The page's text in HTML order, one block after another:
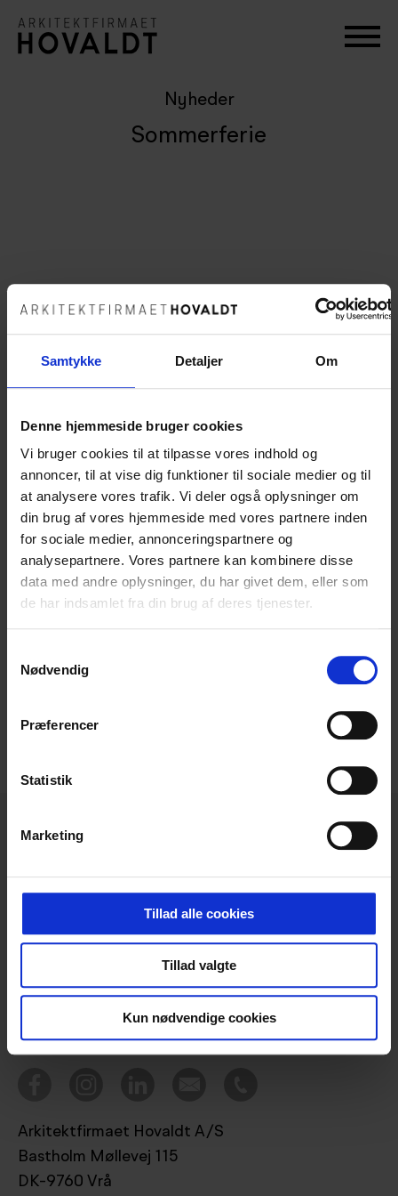
Samtykke Detaljer Om
Denne hjemmeside bruger cookies
Vi bruger cookies til at tilpasse vores indhold og
annoncer, til at vise dig funktioner til sociale medier og til
at analysere vores trafik. Vi deler også oplysninger om
din brug af vores hjemmeside med vores partnere inden
for sociale medier, annonceringspartnere og
analysepartnere. Vores partnere kan kombinere disse
data med andre oplysninger, du har givet dem, eller som
de har indsamlet fra din brug af deres tjenester.
Nødvendig
Præferencer
Statistik
Marketing
Tillad alle cookies
Tillad valgte
Kun nødvendige cookies
Nyheder
Sommerferie
Vi håber på en sommer fyldt med flotte solnedgange,
en masse solskinstimer, godt humør og glade stunder ☀️
ønsker alle en rigtig en dejlig sommer!
Del:
Tegnestuen
Kontakt
Arkitektfirmaet Hovaldt A/S
Bastholm Møllevej 115
DK-9760 Vrå